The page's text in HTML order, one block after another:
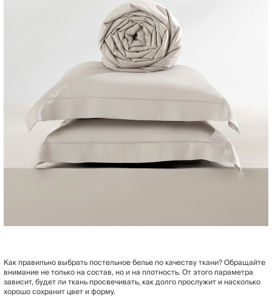
Как правильно выбрать постельное белье по качеству ткани? Обращайте
внимание не только на состав, но и на плотность. От этого параметра
зависит, будет ли ткань просвечивать, как долго прослужит и насколько
хорошо сохранит цвет и форму.